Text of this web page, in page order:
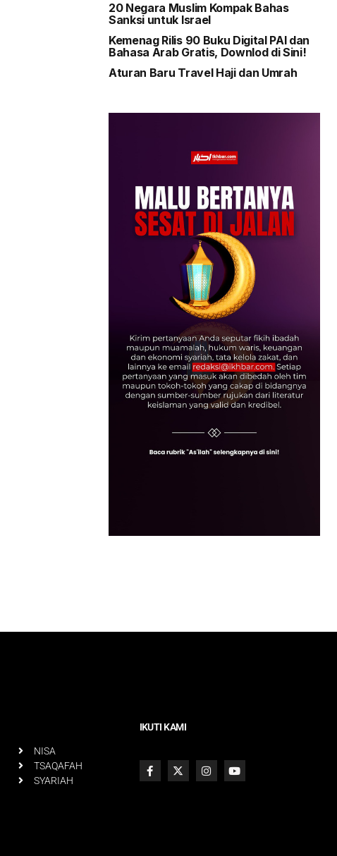
20 Negara Muslim Kompak Bahas
Sanksi untuk Israel
Kemenag Rilis 90 Buku Digital PAI dan
Bahasa Arab Gratis, Downlod di Sini!
Aturan Baru Travel Haji dan Umrah
NISA
TSAQAFAH
SYARIAH
IKUTI KAMI